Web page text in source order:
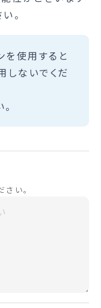
。
を使用すると
しないでくだ
い。